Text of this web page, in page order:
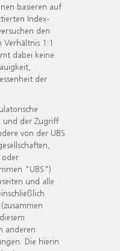
basieren auf
Index-
den
1:1
dabei keine
der
und der Zugriff
von der UBS
"UBS")
und alle
anderen
Die hierin